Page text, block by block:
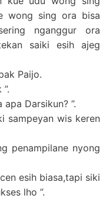
wong sing ora bisa
nganggur ora
saiki esih ajeg
Paijo.
Darsikun? ”.
sampeyan wis keren
penampilane nyong
esih biasa,tapi siki
lho ”.